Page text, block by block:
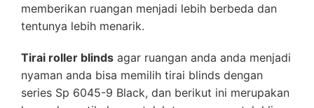
memberikan ruangan menjadi lebih berbeda dan
tentunya lebih menarik.
Tirai roller blinds agar ruangan anda anda menjadi
nyaman anda bisa memilih tirai blinds dengan
series Sp 6045-9 Black, dan berikut ini merupakan